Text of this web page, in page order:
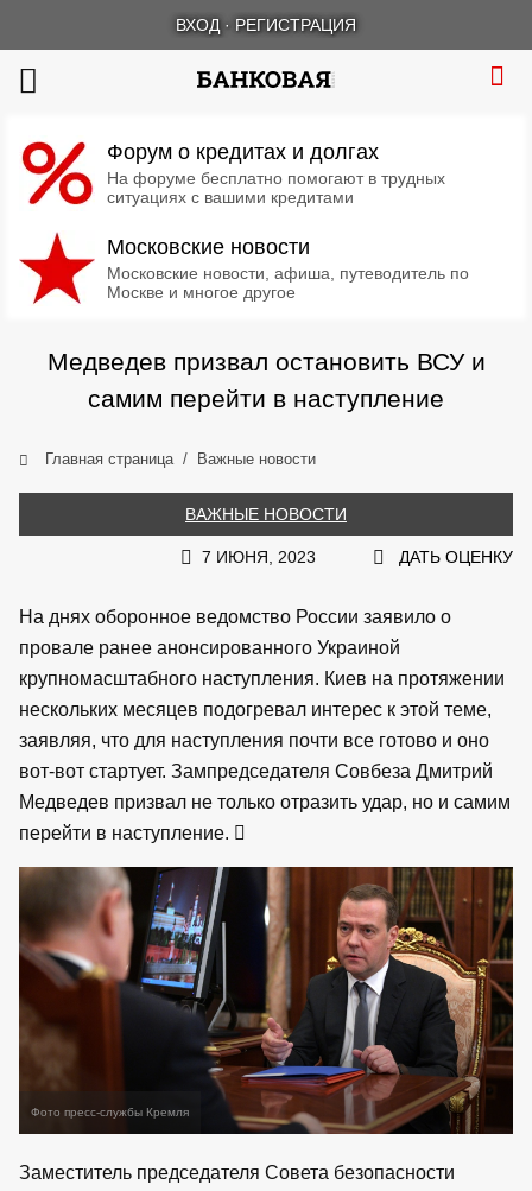
ВХОД · РЕГИСТРАЦИЯ
Форум о кредитах и долгах
На форуме бесплатно помогают в трудных
ситуациях с вашими кредитами
Московские новости
Московские новости, афиша, путеводитель по
Москве и многое другое
Медведев призвал остановить ВСУ и
самим перейти в наступление
Главная страница Важные новости
ВАЖНЫЕ НОВОСТИ
7 ИЮНЯ, 2023 ДАТЬ ОЦЕНКУ
На днях оборонное ведомство России заявило о
провале ранее анонсированного Украиной
крупномасштабного наступления. Киев на протяжении
нескольких месяцев подогревал интерес к этой теме,
заявляя, что для наступления почти все готово и оно
вот-вот стартует. Зампредседателя Совбеза Дмитрий
Медведев призвал не только отразить удар, но и самим
перейти в наступление.
Фото пресс-службы Кремля
Заместитель председателя Совета безопасности